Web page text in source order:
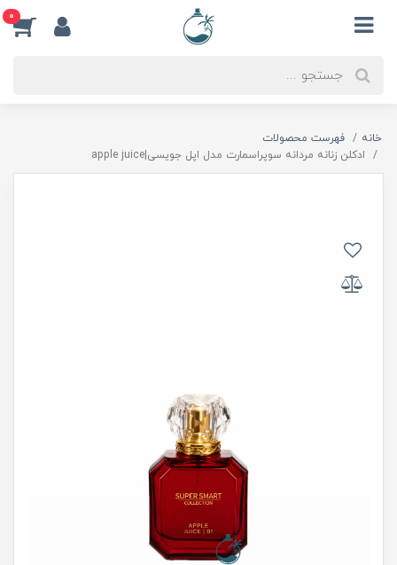
0
خانه
فهرست محصولات
ادكلن زنانه مردانه سوپراسمارت مدل اپل جويسى|apple juice